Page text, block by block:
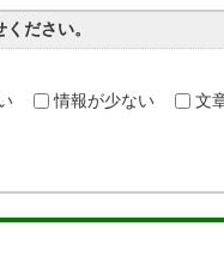
ださい。
情報が少ない
文